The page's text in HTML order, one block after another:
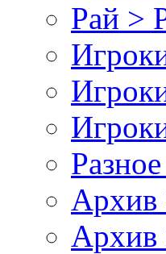
Рай >
Архив
Архив